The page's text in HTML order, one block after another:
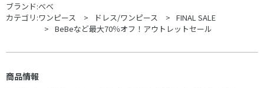
ブランド:べべ
カテゴリ:ワンピース ドレス/ワンピース
FINAL SALE
BeBeなど最大70％オフ！アウトレットセール
商品情報